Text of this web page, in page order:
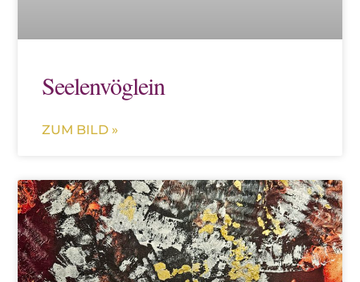
Seelenvöglein
ZUM BILD »